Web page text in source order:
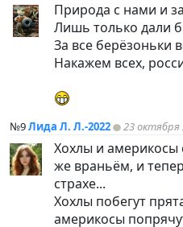
Природа с нами и
Лишь только дали
За все берёзоньки
Накажем всех,
№9Лида Л. Л.-2022 23 октября
Хохлы и америкосы
же враньём, и
страхе...
Хохлы побегут
америкосы